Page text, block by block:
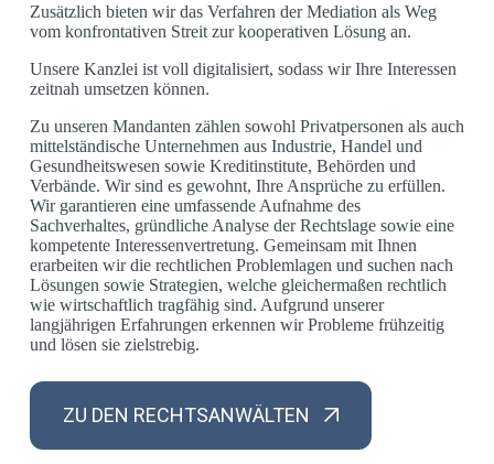
Zusätzlich bieten wir das Verfahren der Mediation als Weg
vom konfrontativen Streit zur kooperativen Lösung an.
Unsere Kanzlei ist voll digitalisiert, sodass wir Ihre Interessen
zeitnah umsetzen können.
Zu unseren Mandanten zählen sowohl Privatpersonen als auch
mittelständische Unternehmen aus Industrie, Handel und
Gesundheitswesen sowie Kreditinstitute, Behörden und
Verbände. Wir sind es gewohnt, Ihre Ansprüche zu erfüllen.
Wir garantieren eine umfassende Aufnahme des
Sachverhaltes, gründliche Analyse der Rechtslage sowie eine
kompetente Interessenvertretung. Gemeinsam mit Ihnen
erarbeiten wir die rechtlichen Problemlagen und suchen nach
Lösungen sowie Strategien, welche gleichermaßen rechtlich
wie wirtschaftlich tragfähig sind. Aufgrund unserer
langjährigen Erfahrungen erkennen wir Probleme frühzeitig
und lösen sie zielstrebig.
ZU DEN RECHTSANWÄLTEN